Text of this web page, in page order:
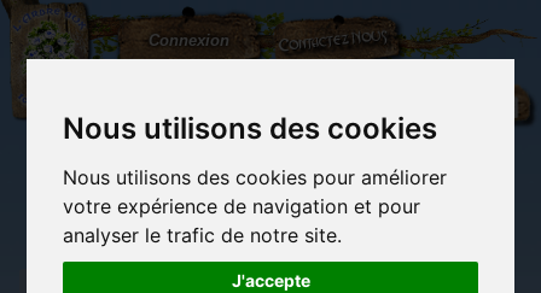
Nous utilisons des cookies
Nous utilisons des cookies pour améliorer
votre expérience de navigation et pour
analyser le trafic de notre site.
J'accepte
L'Arbre
aux
100.000
Connexion Contactez-nous
(vide)